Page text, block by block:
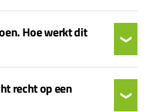
Hoe werkt dit
recht op een